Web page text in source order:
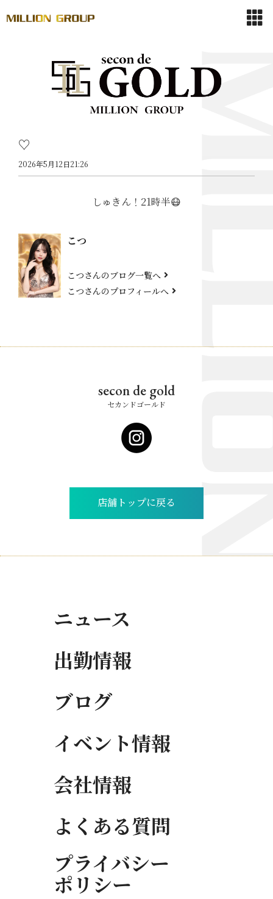
♡
2026年5月12日21:26
しゅきん！21時半😷
こつ
こつさんのブログ一覧へ
こつさんのプロフィールへ
secon de gold
セカンドゴールド
店舗トップに戻る
ニュース
出勤情報
ブログ
イベント情報
会社情報
よくある質問
プライバシー
ポリシー